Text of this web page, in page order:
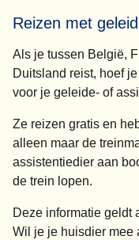
Reizen met
Als je tussen België,
Duitsland reist, hoef
voor je geleide- of
Ze reizen gratis en
alleen maar de
assistentiedier aan
de trein lopen.
Deze informatie geldt
Wil je je huisdier mee